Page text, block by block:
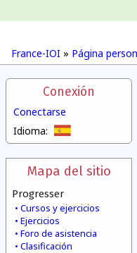
France-IOI » Página
Conexión
Conectarse
Idioma:
Mapa del sitio
Progresser
Cursos y ejercicios
Ejercicios
Foro de asistencia
Clasificación